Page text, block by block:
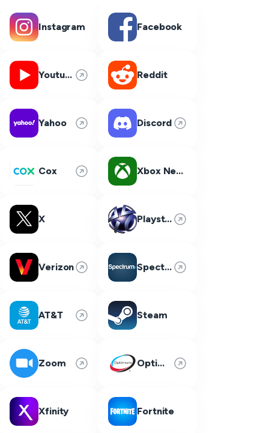
Instagram Facebook
Youtube Reddit
Yahoo Discord
Cox Xbox Network
X Playstation Network
Verizon Spectrum
AT&T Steam
Zoom Optimum
Xfinity Fortnite